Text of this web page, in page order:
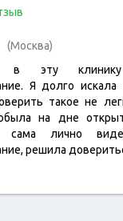
(Москва)
в эту
Я долго искала
такое не
на дне
сама лично
решила